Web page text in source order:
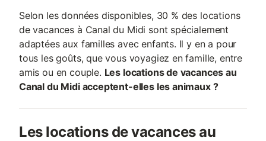
Selon les données disponibles, 30 % des locations
de vacances à Canal du Midi sont spécialement
adaptées aux familles avec enfants. Il y en a pour
tous les goûts, que vous voyagiez en famille, entre
amis ou en couple. Les locations de vacances au
Canal du Midi acceptent-elles les animaux ?
Les locations de vacances au